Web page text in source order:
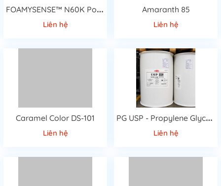
F
OAMYSENSE™ N60K Polymer
Liên hệ
Amaranth 85
Liên hệ
Caramel Color DS-101
Liên hệ
P
G USP - Propylene Glycol USP
Liên hệ